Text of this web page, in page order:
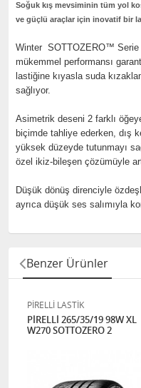
Soğuk kış mevsiminin tüm yol
ve güçlü araçlar için inovatif bir
Winter SOTTOZERO™ Serie
mükemmel performansı
lastiğine kıyasla suda
sağlıyor.
Asimetrik deseni 2 farklı
biçimde tahliye ederken, dış
yüksek düzeyde tutunmayı
özel ikiz-bileşen çözümüyle
Düşük dönüş direnciyle
ayrıca düşük ses salımıyla
Benzer Ürünler
PİRELLİ LASTİK
PİRELLİ 265/35/19 98W XL
W270 SOTTOZERO 2